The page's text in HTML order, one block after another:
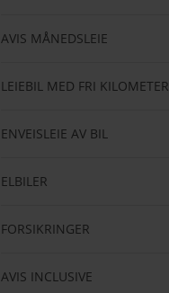
AVIS MÅNEDSLEIE
LEIEBIL MED FRI KILOMETER
ENVEISLEIE AV BIL
ELBILER
FORSIKRINGER
AVIS INCLUSIVE